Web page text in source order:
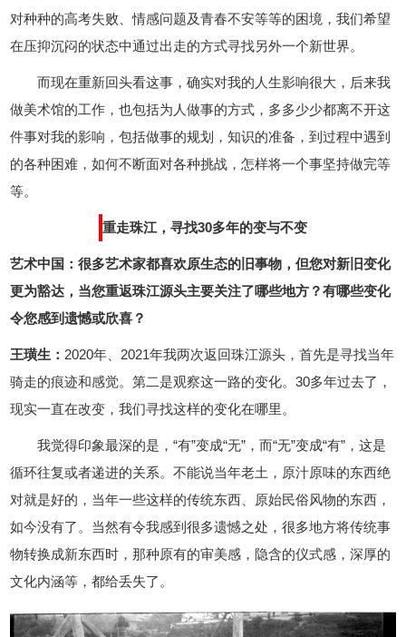
对种种的高考失败、情感问题及青春不安等等的困境，我们希望
在压抑沉闷的状态中通过出走的方式寻找另外一个新世界。
而现在重新回头看这事，确实对我的人生影响很大，后来我
做美术馆的工作，也包括为人做事的方式，多多少少都离不开这
件事对我的影响，包括做事的规划，知识的准备，到过程中遇到
的各种困难，如何不断面对各种挑战，怎样将一个事坚持做完等
等。
重走珠江，寻找30多年的变与不变
艺术中国：很多艺术家都喜欢原生态的旧事物，但您对新旧变化
更为豁达，当您重返珠江源头主要关注了哪些地方？有哪些变化
令您感到遗憾或欣喜？
王璜生： 2020年、2021年我两次返回珠江源头，首先是寻找当年
骑走的痕迹和感觉。第二是观察这一路的变化。30多年过去了，
现实一直在改变，我们寻找这样的变化在哪里。
我觉得印象最深的是，“有”变成“无”，而“无”变成“有”，这是
循环往复或者递进的关系。不能说当年老土，原汁原味的东西绝
对就是好的，当年一些这样的传统东西、原始民俗风物的东西，
如今没有了。当然有令我感到很多遗憾之处，很多地方将传统事
物转换成新东西时，那种原有的审美感，隐含的仪式感，深厚的
文化内涵等，都给丢失了。